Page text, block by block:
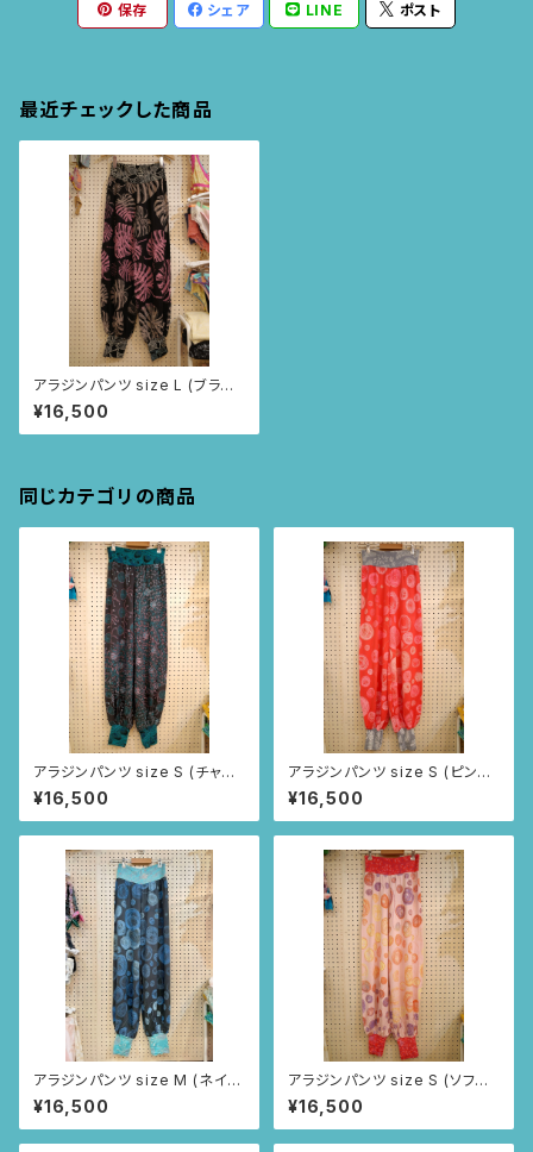
保存 シェア LINE ポスト
最近チェックした商品
アラジンパンツ size L (ブラッ
ク/モンステラ柄) 28
¥16,500
同じカテゴリの商品
アラジンパンツ size S (チャコ
ールグレー/インドの小花柄)
¥16,500
アラジンパンツ size S (ピンク/
毛糸柄)
¥16,500
アラジンパンツ size M (ネイビ
ー/毛糸玉柄)
¥16,500
アラジンパンツ size S (ソフト
ピンク/毛糸柄)
¥16,500